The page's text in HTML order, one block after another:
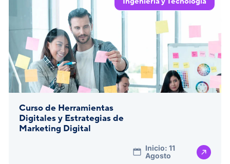
Curso de Herramientas
Digitales y Estrategias de
Marketing Digital
Inicio: 11
Agosto